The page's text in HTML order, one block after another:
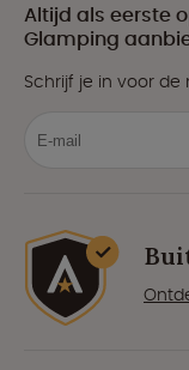
Altijd als eerste
Glamping
Schrijf je in voor de